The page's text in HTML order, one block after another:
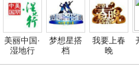
美丽中国·
湿地行
梦想星搭
档
我要上春
晚